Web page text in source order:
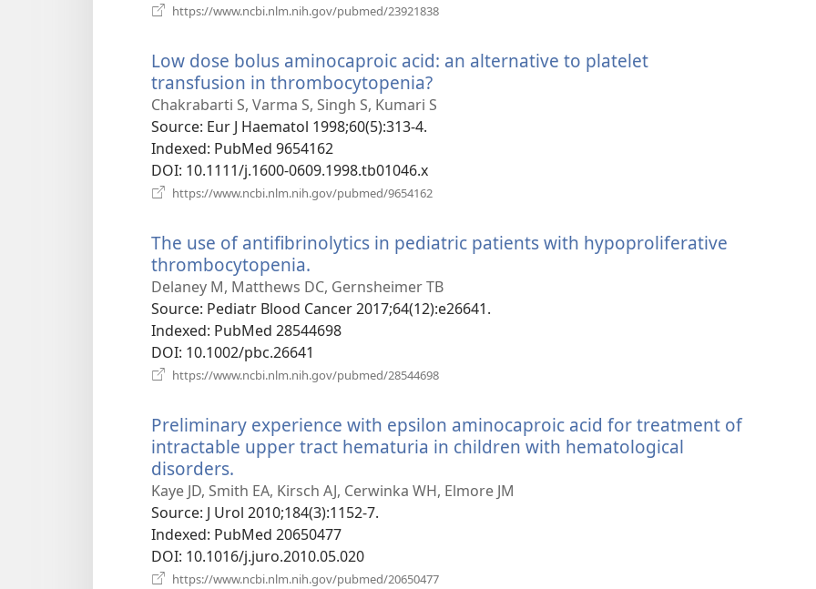
https://www.ncbi.nlm.nih.gov/pubmed/23921838
вікні)
Low dose bolus aminocaproic acid: an alternative to platelet
transfusion in thrombocytopenia?
у
Chakrabarti S, Varma S, Singh S, Kumari S
Source‎: Eur J Haematol 1998;60(5):313-4.
Indexed‎: PubMed 9654162
DOI‎: 10.1111/j.1600-0609.1998.tb01046.x
https://www.ncbi.nlm.nih.gov/pubmed/9654162
вікні)
The use of antifibrinolytics in pediatric patients with hypoproliferative
thrombocytopenia.
у
новому
вікні)
Delaney M, Matthews DC, Gernsheimer TB
Source‎: Pediatr Blood Cancer 2017;64(12):e26641.
Indexed‎: PubMed 28544698
DOI‎: 10.1002/pbc.26641
https://www.ncbi.nlm.nih.gov/pubmed/28544698
вікні)
Preliminary experience with epsilon aminocaproic acid for treatment of
intractable upper tract hematuria in children with hematological
disorders.
у
новому
вікні)
Kaye JD, Smith EA, Kirsch AJ, Cerwinka WH, Elmore JM
Source‎: J Urol 2010;184(3):1152-7.
Indexed‎: PubMed 20650477
DOI‎: 10.1016/j.juro.2010.05.020
https://www.ncbi.nlm.nih.gov/pubmed/20650477